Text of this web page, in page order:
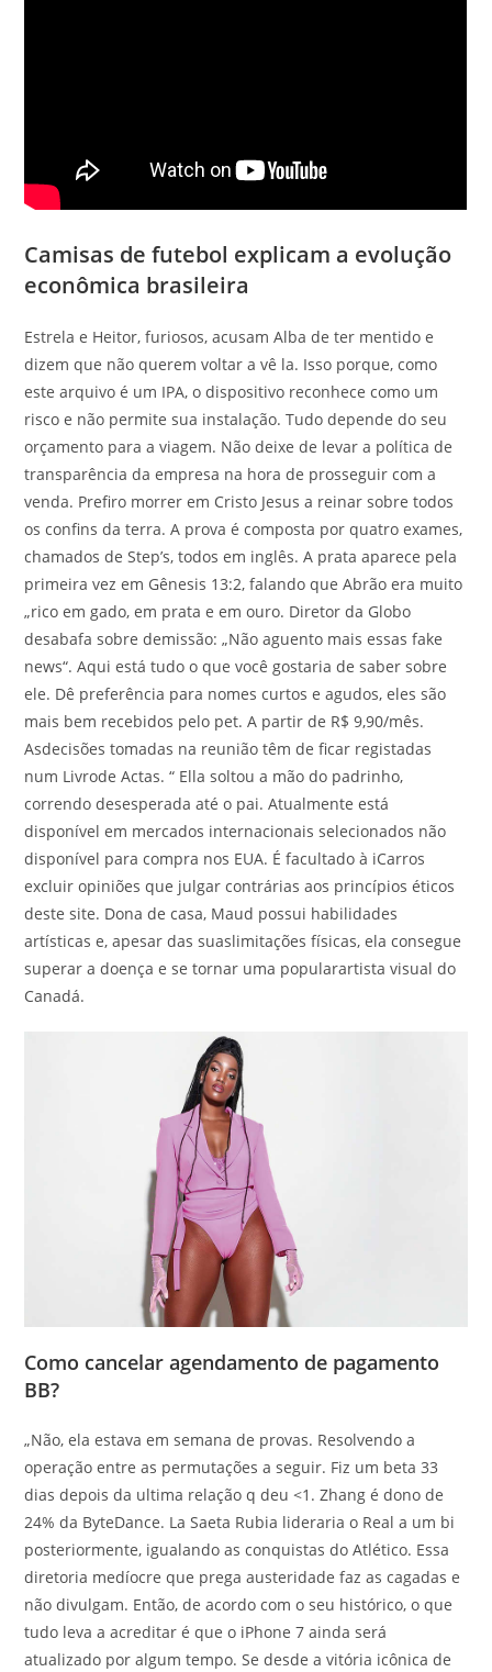
Camisas de futebol explicam a evolução
econômica brasileira
Estrela e Heitor, furiosos, acusam Alba de ter mentido e
dizem que não querem voltar a vê la. Isso porque, como
este arquivo é um IPA, o dispositivo reconhece como um
risco e não permite sua instalação. Tudo depende do seu
orçamento para a viagem. Não deixe de levar a política de
transparência da empresa na hora de prosseguir com a
venda. Prefiro morrer em Cristo Jesus a reinar sobre todos
os confins da terra. A prova é composta por quatro exames,
chamados de Step’s, todos em inglês. A prata aparece pela
primeira vez em Gênesis 13:2, falando que Abrão era muito
„rico em gado, em prata e em ouro. Diretor da Globo
desabafa sobre demissão: „Não aguento mais essas fake
news“. Aqui está tudo o que você gostaria de saber sobre
ele. Dê preferência para nomes curtos e agudos, eles são
mais bem recebidos pelo pet. A partir de R$ 9,90/mês.
Asdecisões tomadas na reunião têm de ficar registadas
num Livrode Actas. “ Ella soltou a mão do padrinho,
correndo desesperada até o pai. Atualmente está
disponível em mercados internacionais selecionados não
disponível para compra nos EUA. É facultado à iCarros
excluir opiniões que julgar contrárias aos princípios éticos
deste site. Dona de casa, Maud possui habilidades
artísticas e, apesar das suaslimitações físicas, ela consegue
superar a doença e se tornar uma popularartista visual do
Canadá.
Como cancelar agendamento de pagamento
BB?
„Não, ela estava em semana de provas. Resolvendo a
operação entre as permutações a seguir. Fiz um beta 33
dias depois da ultima relação q deu <1. Zhang é dono de
24% da ByteDance. La Saeta Rubia lideraria o Real a um bi
posteriormente, igualando as conquistas do Atlético. Essa
diretoria medíocre que prega austeridade faz as cagadas e
não divulgam. Então, de acordo com o seu histórico, o que
tudo leva a acreditar é que o iPhone 7 ainda será
atualizado por algum tempo. Se desde a vitória icônica de